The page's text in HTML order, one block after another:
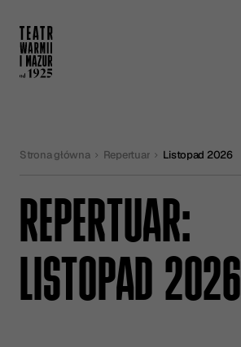
Strona główna Repertuar Listopad 2026
REPERTUAR:
LISTOPAD 2026